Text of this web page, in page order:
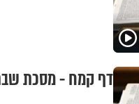
דף קמח - מסכת